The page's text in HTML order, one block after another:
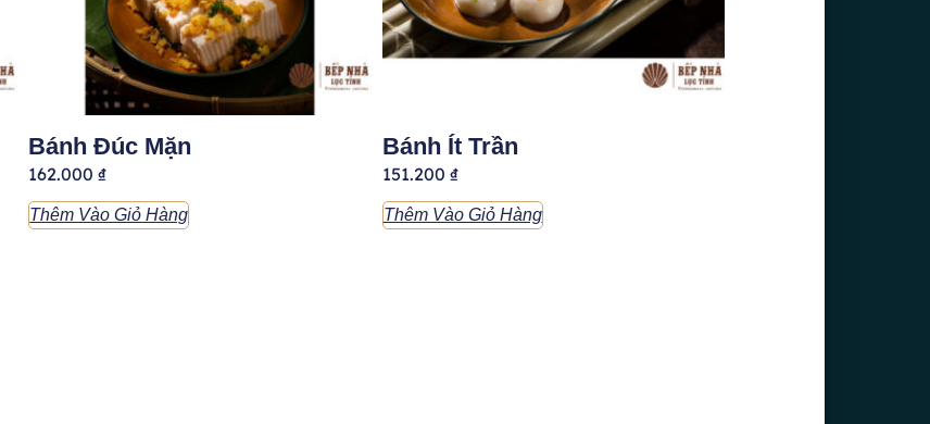
Bánh Đúc Mặn
162.000₫
Thêm Vào Giỏ Hàng
Bánh Ít Trần
151.200 ₫
Thêm Vào Giỏ Hàng